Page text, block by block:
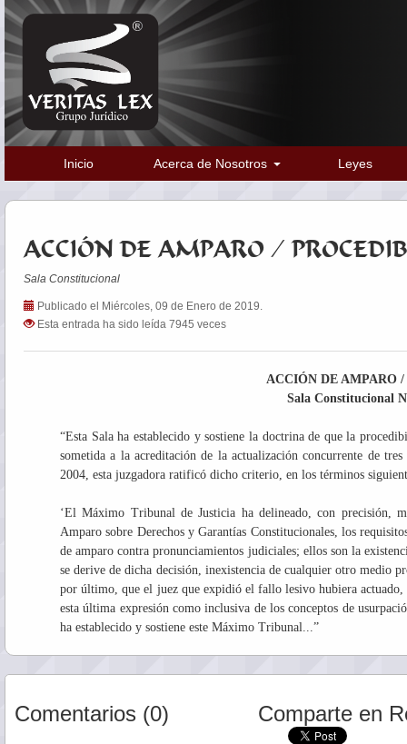
Inicio Acerca de Nosotros Leyes
ACCIÓN DE AMPARO /
Sala Constitucional
Publicado el Miércoles, 09 de Enero de 2019.
Esta entrada ha sido leída 7945 veces
ACCIÓN DE AMPARO
Sala Constitucional
“Esta Sala ha establecido y sostiene la doctrina de que la
sometida a la acreditación de la actualización concurrente de
2004, esta juzgadora ratificó dicho criterio, en los términos
‘El Máximo Tribunal de Justicia ha delineado, con precisión,
Amparo sobre Derechos y Garantías Constitucionales, los
de amparo contra pronunciamientos judiciales; ellos son la
se derive de dicha decisión, inexistencia de cualquier otro
por último, que el juez que expidió el fallo lesivo hubiera
esta última expresión como inclusiva de los conceptos de
ha establecido y sostiene este Máximo Tribunal...”
Comentarios (0) Comparte en